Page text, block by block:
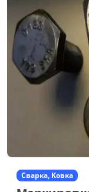
Сварка, Ковка